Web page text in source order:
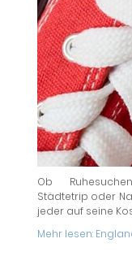
Ob
Städtetrip oder
jeder auf seine
Mehr lesen: